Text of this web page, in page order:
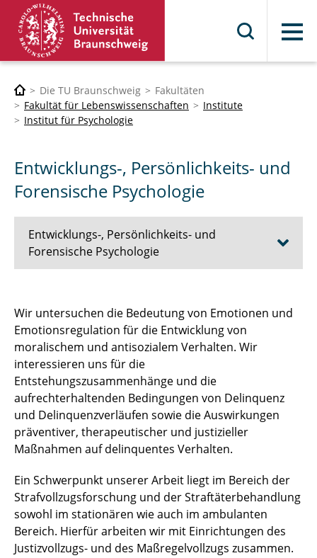
Menü
Die TU Braunschweig
Fakultäten
Fakultät für Lebenswissenschaften
Institute
Institut für Psychologie
Entwicklungs-, Persönlichkeits- und
Forensische Psychologie
Entwicklungs-, Persönlichkeits- und
Forensische Psychologie
Forschung
Studium
Team
Publikationen
Förderungen und Auszeichnungen
Kontakt
Wir untersuchen die Bedeutung von Emotionen und
Emotionsregulation für die Entwicklung von
moralischem und antisozialem Verhalten. Wir
interessieren uns für die
Entstehungszusammenhänge und die
aufrechterhaltenden Bedingungen von Delinquenz
und Delinquenzverläufen sowie die Auswirkungen
präventiver, therapeutischer und justizieller
Maßnahmen auf delinquentes Verhalten.
Ein Schwerpunkt unserer Arbeit liegt im Bereich der
Strafvollzugsforschung und der Straftäterbehandlung
sowohl im stationären wie auch im ambulanten
Bereich. Hierfür arbeiten wir mit Einrichtungen des
Justizvollzugs- und des Maßregelvollzugs zusammen.